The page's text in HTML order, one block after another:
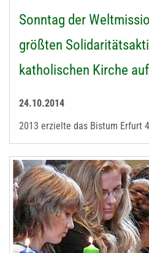
Sonntag der
größten
katholischen Kirche auf
24.10.2014
2013 erzielte das Bistum Erfurt